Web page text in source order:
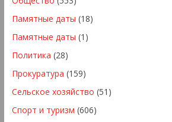
Памятные даты (18)
Памятные даты (1)
Политика (28)
Прокуратура (159)
Сельское хозяйство (51)
Спорт и туризм (606)